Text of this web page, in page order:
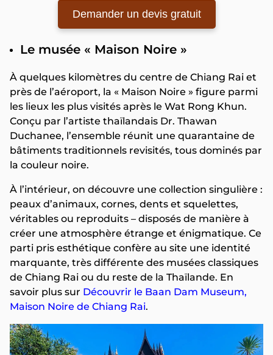
Demander un devis gratuit
Le musée « Maison Noire »
À quelques kilomètres du centre de Chiang Rai et
près de l’aéroport, la « Maison Noire » figure parmi
les lieux les plus visités après le Wat Rong Khun.
Conçu par l’artiste thaïlandais Dr. Thawan
Duchanee, l’ensemble réunit une quarantaine de
bâtiments traditionnels revisités, tous dominés par
la couleur noire.
À l’intérieur, on découvre une collection singulière :
peaux d’animaux, cornes, dents et squelettes,
véritables ou reproduits – disposés de manière à
créer une atmosphère étrange et énigmatique. Ce
parti pris esthétique confère au site une identité
marquante, très différente des musées classiques
de Chiang Rai ou du reste de la Thaïlande. En
savoir plus sur Découvrir le Baan Dam Museum,
Maison Noire de Chiang Rai.